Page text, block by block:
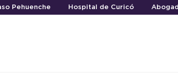
Pehuenche Hospital de Curicó